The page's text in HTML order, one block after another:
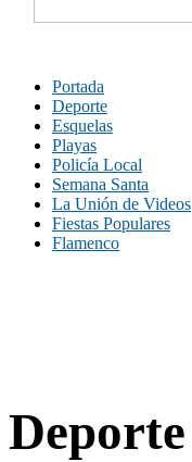
Portada
Deporte
Esquelas
Playas
Policía Local
Semana Santa
La Unión de Videos
Fiestas Populares
Flamenco
Deporte